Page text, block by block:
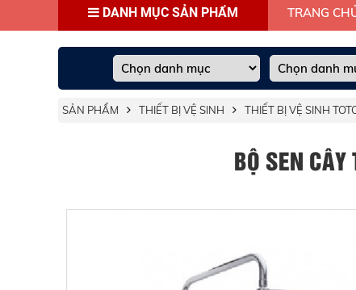
DANH MỤC SẢN PHẨM TRANG
SẢN PHẨM THIẾT BỊ VỆ SINH THIẾT BỊ VỆ SINH
BỘ SEN